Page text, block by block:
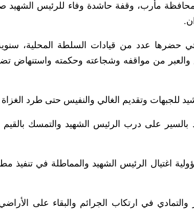
بمحافظة مأرب، وقفة حاشدة وفاء للرئيس الشهيد
حضرها عدد من قيادات السلطة المحلية،
والعبر من مواقفه وشجاعته وحكمته واستنهاض
للجبهات وتقديم الغالي والنفيس حتى طرد
على درب الرئيس الشهيد والتمسك بالقيم
اغتيال الرئيس الشهيد والمماطلة في تنفيذ
في ارتكاب الجرائم والبقاء على الأراضي